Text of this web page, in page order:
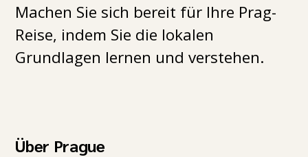
Machen Sie sich bereit für Ihre Prag-
Reise, indem Sie die lokalen
Grundlagen lernen und verstehen.
Über Prague